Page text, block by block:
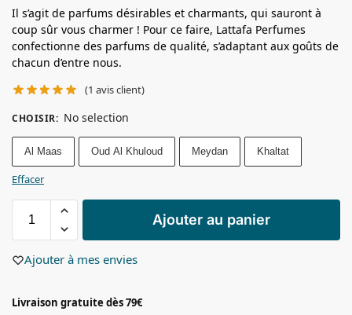
Il s’agit de parfums désirables et charmants, qui sauront à
coup sûr vous charmer ! Pour ce faire, Lattafa Perfumes
confectionne des parfums de qualité, s’adaptant aux goûts de
chacun d’entre nous.
(1 avis client)
CHOISIR: No selection
Al Maas Oud Al Khuloud Meydan Khaltat
Effacer
Ajouter au panier
Ajouter à mes envies
Livraison gratuite dès 79€